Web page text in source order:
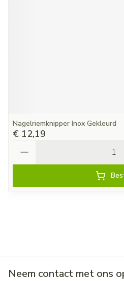
Nagelriemknipper Inox Gekleurd
€ 12,19
Neem contact met ons